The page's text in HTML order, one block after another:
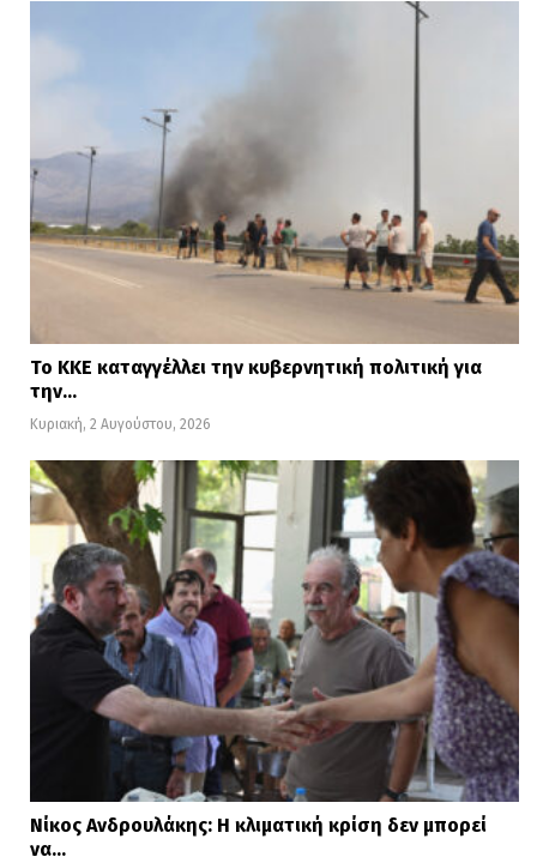
Το ΚΚΕ καταγγέλλει την κυβερνητική πολιτική για
την…
Κυριακή, 2 Αυγούστου, 2026
Νίκος Ανδρουλάκης: Η κλιματική κρίση δεν μπορεί
να…